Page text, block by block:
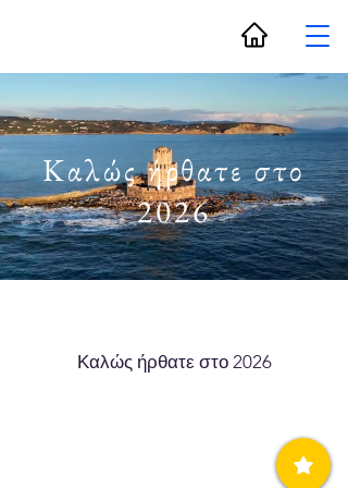
Καλώς ήρθατε στο
2026
Καλώς ήρθατε στο 2026